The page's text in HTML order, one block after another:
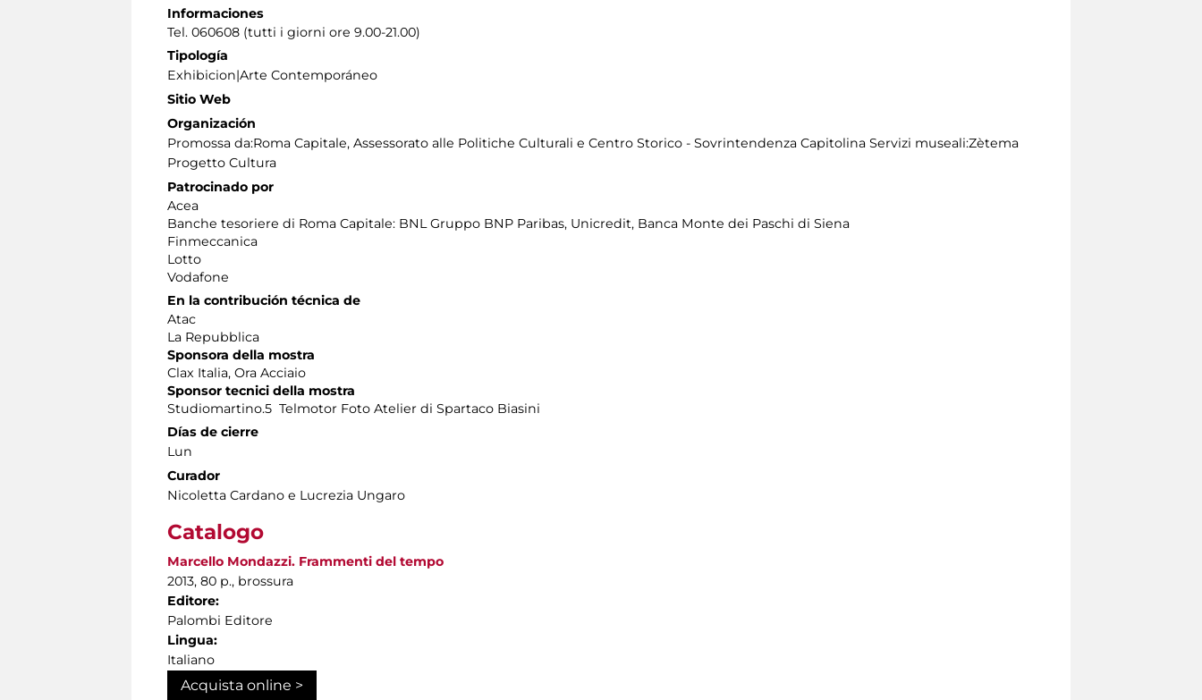
Informaciones
Tel. 060608 (tutti i giorni ore 9.00-21.00)
Tipología
Exhibicion|Arte Contemporáneo
Sitio Web
Organización
Promossa da:Roma Capitale, Assessorato alle Politiche Culturali e Centro Storico - Sovrintendenza Capitolina Servizi museali:Zètema
Progetto Cultura
Patrocinado por
Acea
Banche tesoriere di Roma Capitale: BNL Gruppo BNP Paribas, Unicredit, Banca Monte dei Paschi di Siena
Finmeccanica
Lotto
Vodafone
En la contribución técnica de
Atac
La Repubblica
Sponsora della mostra
Clax Italia, Ora Acciaio
Sponsor tecnici della mostra
Studiomartino.5 Telmotor Foto Atelier di Spartaco Biasini
Días de cierre
Lun
Curador
Nicoletta Cardano e Lucrezia Ungaro
Catalogo
Marcello Mondazzi. Frammenti del tempo
2013, 80 p., brossura
Editore:
Palombi Editore
Lingua:
Italiano
Acquista online >